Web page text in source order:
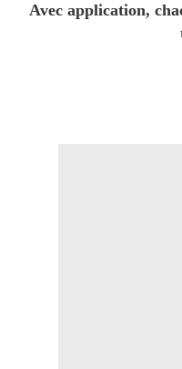
Avec application,